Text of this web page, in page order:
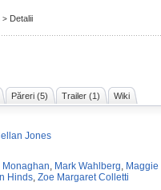
Păreri (5) Trailer (1) Wiki
Jones
Monaghan, Mark Wahlberg, Maggie
Hinds, Zoe Margaret Colletti
> Detalii